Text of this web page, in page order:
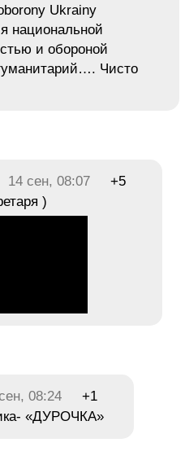
Ukrainy
национальной
и обороной
Чисто
14 сен, 08:07
+5
)
08:24
+1
«ДУРОЧКА»